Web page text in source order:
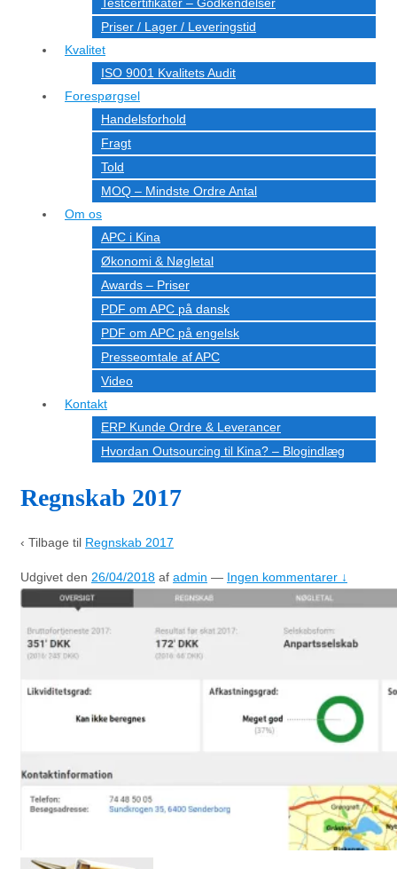
Priser / Lager / Leveringstid
Kvalitet
ISO 9001 Kvalitets Audit
Forespørgsel
Handelsforhold
Fragt
Told
MOQ – Mindste Ordre Antal
Om os
APC i Kina
Økonomi & Nøgletal
Awards – Priser
PDF om APC på dansk
PDF om APC på engelsk
Presseomtale af APC
Video
Kontakt
ERP Kunde Ordre & Leverancer
Hvordan Outsourcing til Kina? – Blogindlæg
Regnskab 2017
‹ Tilbage til Regnskab 2017
Udgivet den 26/04/2018 af admin — Ingen kommentarer ↓